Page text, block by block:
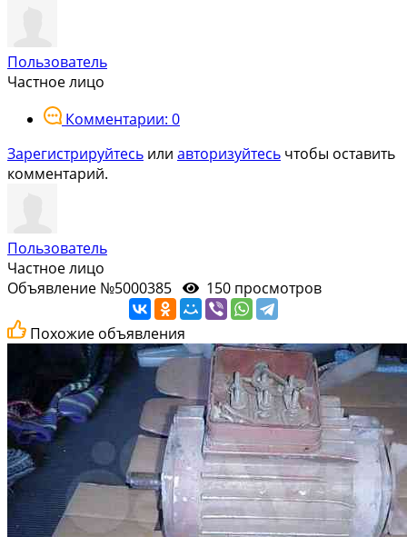
Пользователь
Частное лицо
Комментарии: 0
Зарегистрируйтесь или авторизуйтесь чтобы оставить
комментарий.
Пользователь
Частное лицо
Объявление №5000385
150 просмотров
Похожие объявления